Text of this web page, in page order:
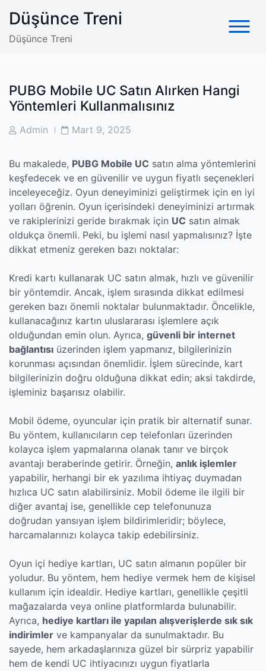
content
Düşünce Treni
Düşünce Treni
PUBG Mobile UC Satın Alırken Hangi
Yöntemleri Kullanmalısınız
PostAdmin
PostMart 9, 2025
Bu makalede, PUBG Mobile UC satın alma yöntemlerini
keşfedecek ve en güvenilir ve uygun fiyatlı seçenekleri
inceleyeceğiz. Oyun deneyiminizi geliştirmek için en iyi
yolları öğrenin. Oyun içerisindeki deneyiminizi artırmak
ve rakiplerinizi geride bırakmak için UC satın almak
oldukça önemli. Peki, bu işlemi nasıl yapmalısınız? İşte
dikkat etmeniz gereken bazı noktalar:
Kredi kartı kullanarak UC satın almak, hızlı ve güvenilir
bir yöntemdir. Ancak, işlem sırasında dikkat edilmesi
gereken bazı önemli noktalar bulunmaktadır. Öncelikle,
kullanacağınız kartın uluslararası işlemlere açık
olduğundan emin olun. Ayrıca, güvenli bir internet
bağlantısı üzerinden işlem yapmanız, bilgilerinizin
korunması açısından önemlidir. İşlem sürecinde, kart
bilgilerinizin doğru olduğuna dikkat edin; aksi takdirde,
işleminiz başarısız olabilir.
Mobil ödeme, oyuncular için pratik bir alternatif sunar.
Bu yöntem, kullanıcıların cep telefonları üzerinden
kolayca işlem yapmalarına olanak tanır ve birçok
avantajı beraberinde getirir. Örneğin, anlık işlemler
yapabilir, herhangi bir ek yazılıma ihtiyaç duymadan
hızlıca UC satın alabilirsiniz. Mobil ödeme ile ilgili bir
diğer avantaj ise, genellikle cep telefonunuza
doğrudan yansıyan işlem bildirimleridir; böylece,
harcamalarınızı kolayca takip edebilirsiniz.
Oyun içi hediye kartları, UC satın almanın popüler bir
yoludur. Bu yöntem, hem hediye vermek hem de kişisel
kullanım için idealdir. Hediye kartları, genellikle çeşitli
mağazalarda veya online platformlarda bulunabilir.
Ayrıca, hediye kartları ile yapılan alışverişlerde sık sık
indirimler ve kampanyalar da sunulmaktadır. Bu
sayede, hem arkadaşlarınıza güzel bir sürpriz yapabilir
hem de kendi UC ihtiyacınızı uygun fiyatlarla